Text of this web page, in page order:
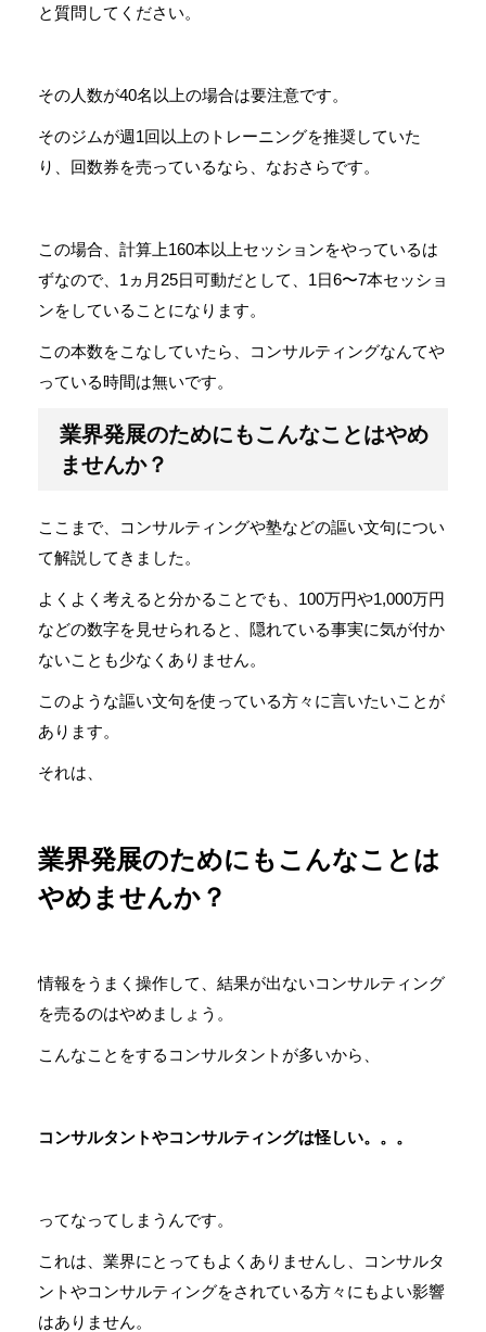
と質問してください。
その人数が40名以上の場合は要注意です。
そのジムが週1回以上のトレーニングを推奨していた
り、回数券を売っているなら、なおさらです。
この場合、計算上160本以上セッションをやっているは
ずなので、1ヵ月25日可動だとして、1日6〜7本セッショ
ンをしていることになります。
この本数をこなしていたら、コンサルティングなんてや
っている時間は無いです。
業界発展のためにもこんなことはやめ
ませんか？
ここまで、コンサルティングや塾などの謳い文句につい
て解説してきました。
よくよく考えると分かることでも、100万円や1,000万円
などの数字を見せられると、隠れている事実に気が付か
ないことも少なくありません。
このような謳い文句を使っている方々に言いたいことが
あります。
それは、
業界発展のためにもこんなことは
やめませんか？
情報をうまく操作して、結果が出ないコンサルティング
を売るのはやめましょう。
こんなことをするコンサルタントが多いから、
コンサルタントやコンサルティングは怪しい。。。
ってなってしまうんです。
これは、業界にとってもよくありませんし、コンサルタ
ントやコンサルティングをされている方々にもよい影響
はありません。